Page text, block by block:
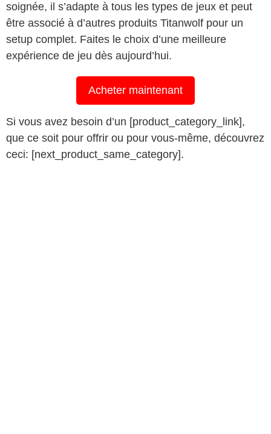
soignée, il s’adapte à tous les types de jeux et peut
être associé à d’autres produits Titanwolf pour un
setup complet. Faites le choix d’une meilleure
expérience de jeu dès aujourd’hui.
Acheter maintenant
Si vous avez besoin d’un [product_category_link],
que ce soit pour offrir ou pour vous-même, découvrez
ceci: [next_product_same_category].